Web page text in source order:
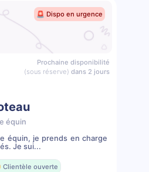
🚨 Dispo en urgence
Prochaine disponibilité
(sous réserve) dans 2 jours
équin
équin, je prends en charge
Je sui...
Clientèle ouverte